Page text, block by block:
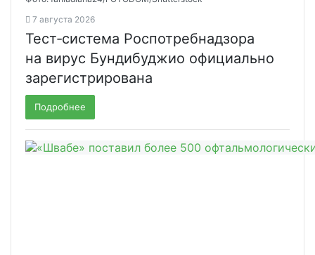
7 августа 2026
Тест‑система Роспотребнадзора
на вирус Бундибуджио официально
зарегистрирована
Подробнее